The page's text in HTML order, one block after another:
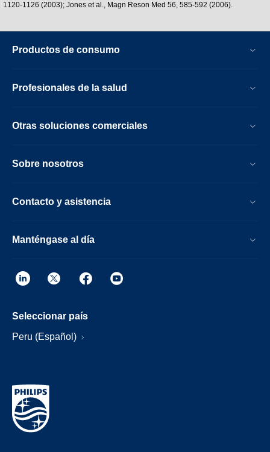
1120-1126 (2003); Jones et al., Magn Reson Med 56, 585-592 (2006).
Productos de consumo
Profesionales de la salud
Otras soluciones comerciales
Sobre nosotros
Contacto y asistencia
Manténgase al día
Seleccionar país
Peru (Español)